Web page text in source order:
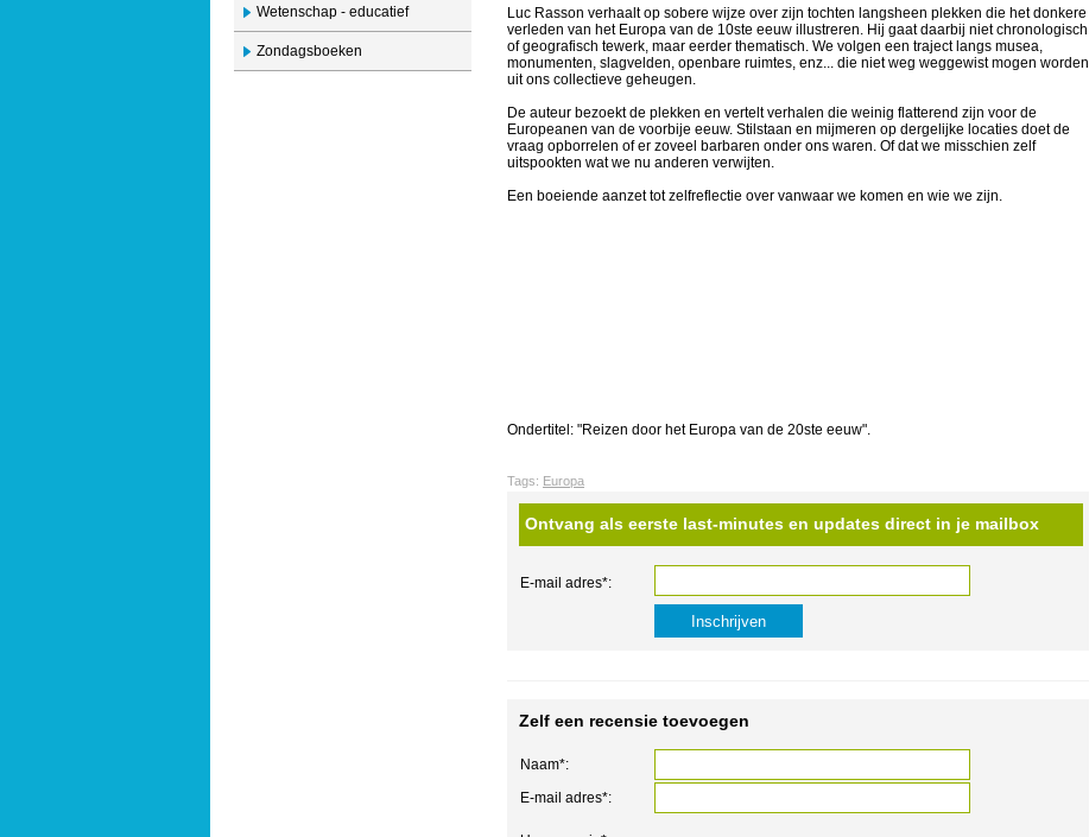
Wetenschap - educatief
Zondagsboeken
Luc Rasson verhaalt op sobere wijze over zijn tochten langsheen plekken die het donkere
verleden van het Europa van de 10ste eeuw illustreren. Hij gaat daarbij niet chronologisch
of geografisch tewerk, maar eerder thematisch. We volgen een traject langs musea,
monumenten, slagvelden, openbare ruimtes, enz... die niet weg weggewist mogen worden
uit ons collectieve geheugen.
De auteur bezoekt de plekken en vertelt verhalen die weinig flatterend zijn voor de
Europeanen van de voorbije eeuw. Stilstaan en mijmeren op dergelijke locaties doet de
vraag opborrelen of er zoveel barbaren onder ons waren. Of dat we misschien zelf
uitspookten wat we nu anderen verwijten.
Een boeiende aanzet tot zelfreflectie over vanwaar we komen en wie we zijn.
Ondertitel: "Reizen door het Europa van de 20ste eeuw".
Tags: Europa
Ontvang als eerste last-minutes en updates direct in je mailbox
E-mail adres*:
Zelf een recensie toevoegen
Naam*:
E-mail adres*: